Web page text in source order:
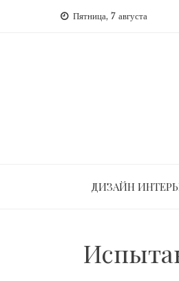
Пятница, 7 августа
ДИЗАЙН